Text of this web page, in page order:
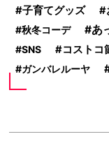
子育てグッズ
秋冬コーデ あ
SNS コストコ
ガンバレルーヤ